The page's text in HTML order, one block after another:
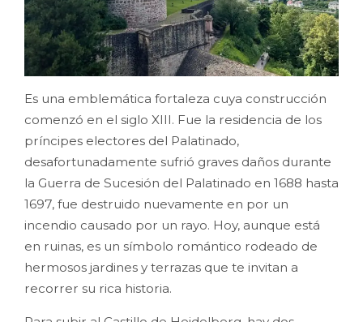
Es una emblemática fortaleza cuya construcción
comenzó en el siglo XIII. Fue la residencia de los
príncipes electores del Palatinado,
desafortunadamente sufrió graves daños durante
la Guerra de Sucesión del Palatinado en 1688 hasta
1697, fue destruido nuevamente en por un
incendio causado por un rayo. Hoy, aunque está
en ruinas, es un símbolo romántico rodeado de
hermosos jardines y terrazas que te invitan a
recorrer su rica historia.